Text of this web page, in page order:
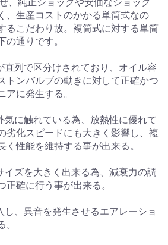
、純正ショックや安価なショック
、生産コストのかかる単筒式なの
るこだわり故。複筒式に対する単筒
の通りです。
直列で区分けされており、オイル容
トンバルブの動きに対して正確かつ
アに発生する。
気に触れている為、放熱性に優れて
劣化スピードにも大きく影響し、複
く性能を維持する事が出来る。
イズを大きく出来る為、減衰力の調
正確に行う事が出来る。
し、異音を発生させるエアレーショ
。